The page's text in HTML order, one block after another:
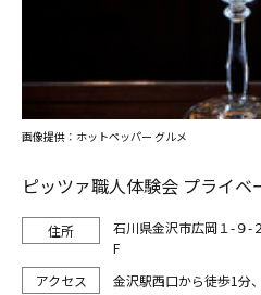
ピッツァ職人体験会 プライベ
石川県金沢市広岡１-９-
F
金沢駅西口から徒歩1分
画像提供：ホットペッパー グルメ